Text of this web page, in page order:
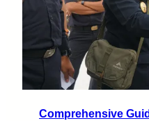
Comprehensive